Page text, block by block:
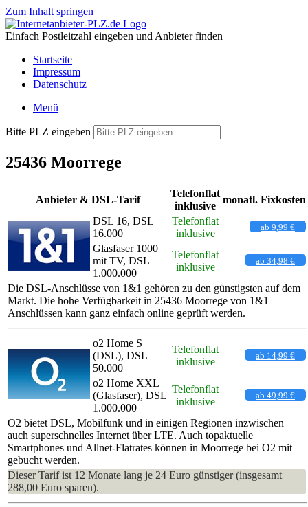
Zum Inhalt springen
Einfach Postleitzahl eingeben und Anbieter finden
Startseite
Impressum
Datenschutz
Menü
Bitte PLZ eingeben
25436 Moorrege
Anbieter & DSL-Tarif
Telefonflat
inklusive
monatl. Fixkosten
DSL 16, DSL
16.000
Telefonflat
inklusive
ab 9,99 €
Glasfaser 1000
mit TV, DSL
1.000.000
Telefonflat
inklusive
ab 34,98 €
Die DSL-Anschlüsse von 1&1 gehören zu den günstigsten auf dem
Markt. Die hohe Verfügbarkeit in 25436 Moorrege von 1&1
Anschlüssen kann ganz einfach online geprüft werden.
o2 Home S
(DSL), DSL
50.000
Telefonflat
inklusive
ab 14,99 €
o2 Home XXL
(Glasfaser), DSL
1.000.000
Telefonflat
inklusive
ab 49,99 €
O2 bietet DSL, Mobilfunk und in einigen Regionen inzwischen
auch superschnelles Internet über LTE. Auch topaktuelle
Smartphones und Allnet-Flatrates können in Moorrege bei O2 mit
gebucht werden.
Dieser Tarif ist 12 Monate lang je 24 Euro günstiger (insgesamt
288,00 Euro sparen).